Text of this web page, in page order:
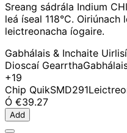
Sreang sádrála Indium
leá íseal 118°C.
leictreonacha íogaire.
Gabhálais & Inchaite
Dioscaí Gearrtha
+19
Chip QuikSMD291
Ó €39.27
Add